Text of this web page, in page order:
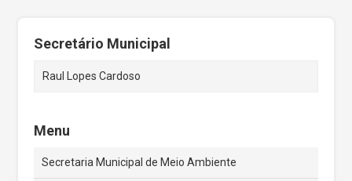
Secretário Municipal
Raul Lopes Cardoso
Menu
Secretaria Municipal de Meio Ambiente